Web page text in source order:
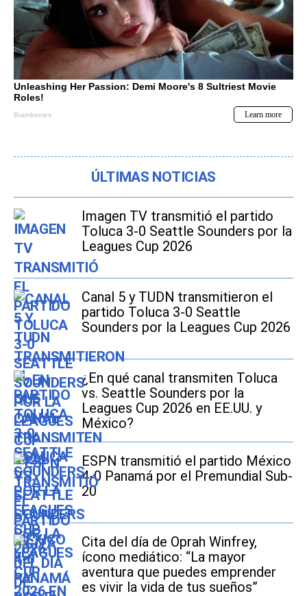
ÚLTIMAS NOTICIAS
Imagen TV transmitió el partido
Toluca 3-0 Seattle Sounders por la
Leagues Cup 2026
Canal 5 y TUDN transmitieron el
partido Toluca 3-0 Seattle
Sounders por la Leagues Cup 2026
¿En qué canal transmiten Toluca
vs. Seattle Sounders por la
Leagues Cup 2026 en EE.UU. y
México?
ESPN transmitió el partido México
4-0 Panamá por el Premundial Sub-
20
Cita del día de Oprah Winfrey,
ícono mediático: “La mayor
aventura que puedes emprender
es vivir la vida de tus sueños”